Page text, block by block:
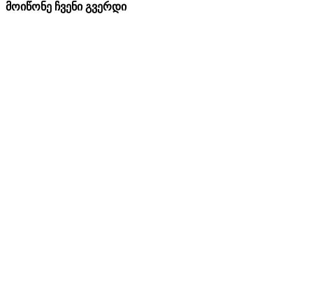
მოიწონე ჩვენი გვერდი